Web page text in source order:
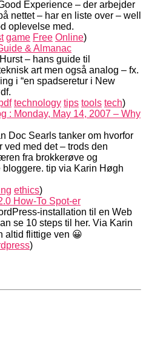
Experience – der arbejder
nettet – har en liste over – well
oplevelse med.
game Free Online)
& Almanac
– hans guide til
art men også analog – fx.
i “en spadseretur i New
technology tips tools tech)
: Monday, May 14, 2007 – Why
Doc Searls tanker om hvorfor
ved med det – trods den
fra brokkerøve og
tip via Karin Høgh
ethics)
How-To Spot-er
installation til en Web
se 10 steps til her. Via Karin
altid flittige ven 😀
)